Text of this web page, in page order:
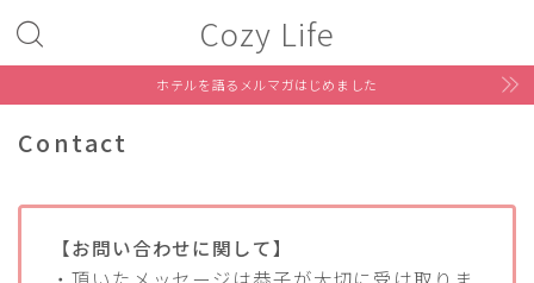
Cozy Life
ホテルを語るメルマガはじめました
Contact
【お問い合わせに関して】